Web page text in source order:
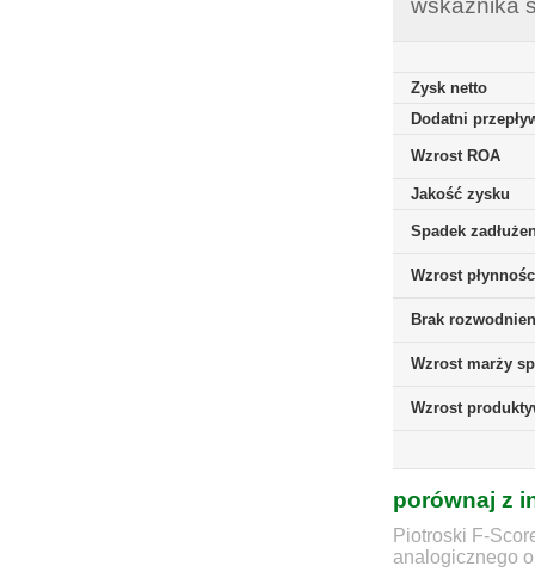
wskaźnika
Zysk netto
Dodatni
Wzrost ROA
Jakość zysku
Spadek
Wzrost
Brak
Wzrost marży
Wzrost
porównaj z
Piotroski F-
analogicznego